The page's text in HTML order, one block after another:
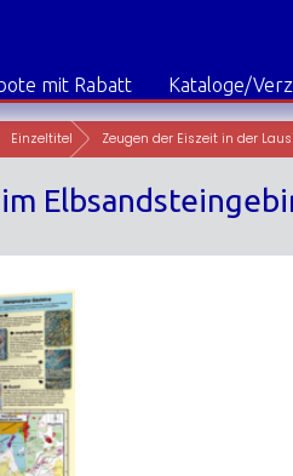
mit Rabatt Kataloge/
Einzeltitel